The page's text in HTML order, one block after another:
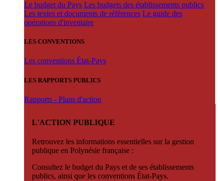
Le budget du Pays Les budgets des établissements publics
Les textes et documents de références Le guide des
opérations d'inventaire
LES CONVENTIONS
Les conventions État-Pays
LES RAPPORTS PUBLICS
Rapports - Plans d'action
L'ACTION PUBLIQUE
Retrouvez les informations essentielles sur la gestion
publique en Polynésie française :
Consultez le budget du Pays et de ses établissements
publics, ainsi que les conventions État-Pays.